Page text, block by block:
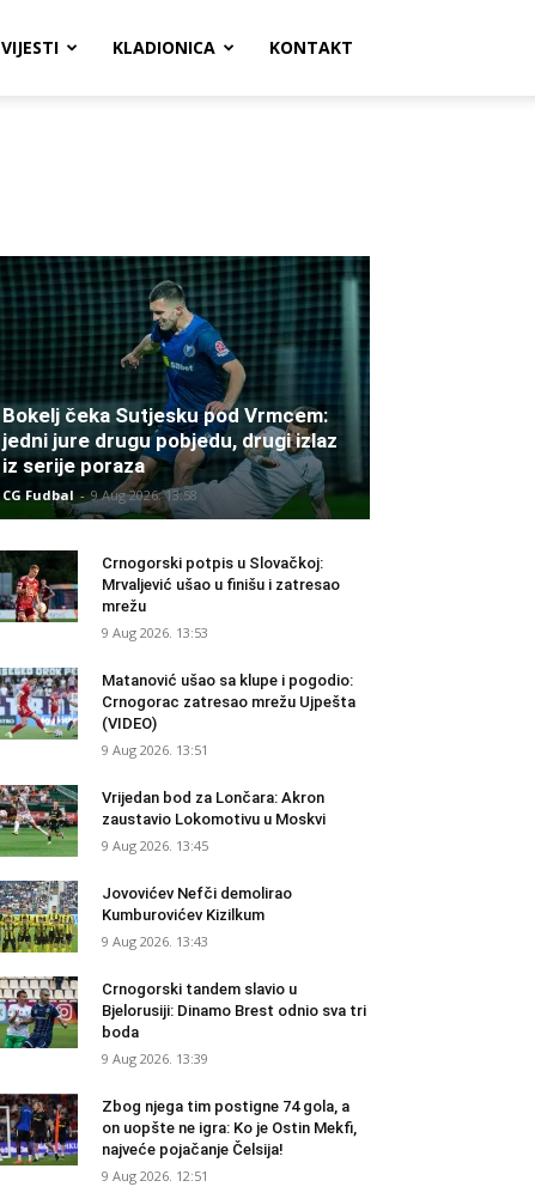
VIJESTI KLADIONICA KONTAKT
Bokelj čeka Sutjesku pod Vrmcem:
jedni jure drugu pobjedu, drugi izlaz
iz serije poraza
CG Fudbal - 9 Aug 2026. 13:58
Crnogorski potpis u Slovačkoj:
Mrvaljević ušao u finišu i zatresao
mrežu
9 Aug 2026. 13:53
Matanović ušao sa klupe i pogodio:
Crnogorac zatresao mrežu Ujpešta
(VIDEO)
9 Aug 2026. 13:51
Vrijedan bod za Lončara: Akron
zaustavio Lokomotivu u Moskvi
9 Aug 2026. 13:45
Jovovićev Nefči demolirao
Kumburovićev Kizilkum
9 Aug 2026. 13:43
Crnogorski tandem slavio u
Bjelorusiji: Dinamo Brest odnio sva tri
boda
9 Aug 2026. 13:39
Zbog njega tim postigne 74 gola, a
on uopšte ne igra: Ko je Ostin Mekfi,
najveće pojačanje Čelsija!
9 Aug 2026. 12:51